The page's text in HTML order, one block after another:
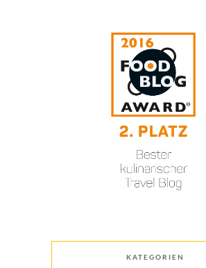
KATEGORIEN